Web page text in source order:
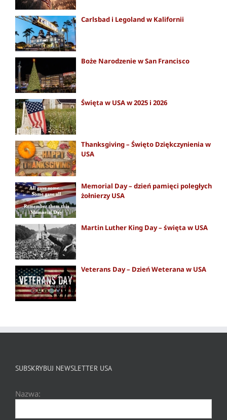
Carlsbad i Legoland w Kalifornii
Boże Narodzenie w San Francisco
Święta w USA w 2025 i 2026
Thanksgiving – Święto Dziękczynienia w
USA
Memorial Day – dzień pamięci poległych
żołnierzy USA
Martin Luther King Day – święta w USA
Veterans Day – Dzień Weterana w USA
SUBSKRYBUJ NEWSLETTER USA
Nazwa: